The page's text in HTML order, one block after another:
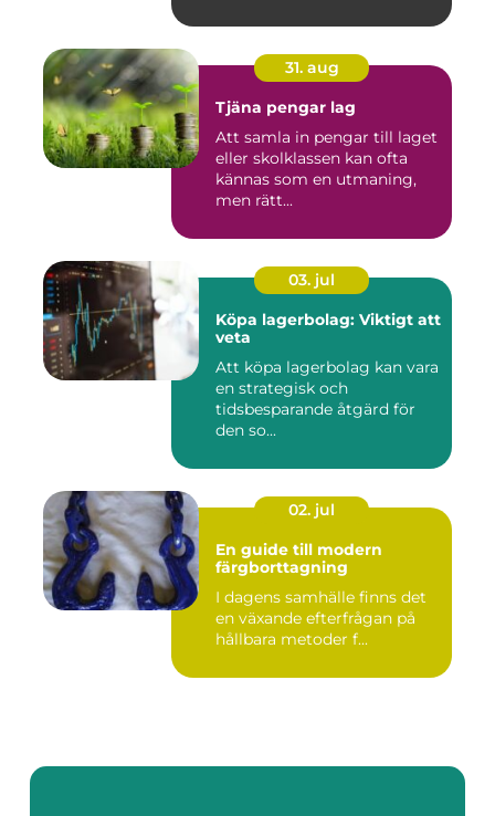
31. aug
Tjäna pengar lag
Att samla in pengar till laget
eller skolklassen kan ofta
kännas som en utmaning,
men rätt...
03. jul
Köpa lagerbolag: Viktigt att
veta
Att köpa lagerbolag kan vara
en strategisk och
tidsbesparande åtgärd för
den so...
02. jul
En guide till modern
färgborttagning
I dagens samhälle finns det
en växande efterfrågan på
hållbara metoder f...